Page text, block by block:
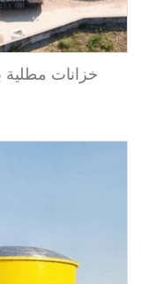
خزانات مطلية